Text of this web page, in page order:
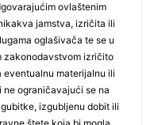
ovlaštenim
jamstva, izričita ili
oglašivača te se u
zakonodavstvom izričito
materijalnu ili
ograničavajući se na
izgubljenu dobit ili